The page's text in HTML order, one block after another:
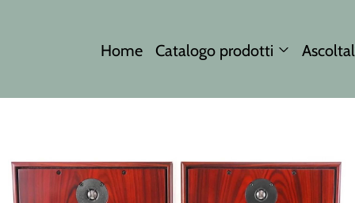
Home Catalogo prodotti